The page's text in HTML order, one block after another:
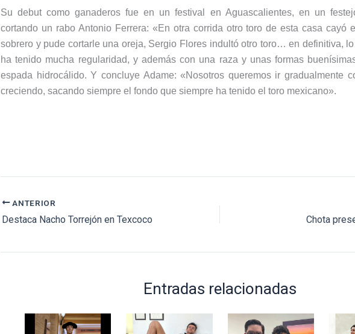
Su debut como ganaderos fue en un festival en Aguascalientes, en un
cortando un rabo Antonio Ferrera: «En otra corrida otro toro de esta casa cayó
sobrero y pude cortarle una oreja, Sergio Flores indultó otro toro… en definitiva,
ha tenido mucha regularidad, y además con una raza y unas formas
espada hidrocálido. Y concluye Adame: «Nosotros queremos ir gradualmente
creciendo, sacando siempre el fondo que siempre ha tenido el toro mexicano».
ANTERIOR
Destaca Nacho Torrejón en Texcoco Chota
Entradas relacionadas